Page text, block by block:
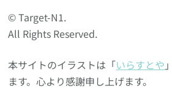
© Target-N1.
All Rights Reserved.
本サイトのイラストは「いらすとや
ます。心より感謝申し上げます。